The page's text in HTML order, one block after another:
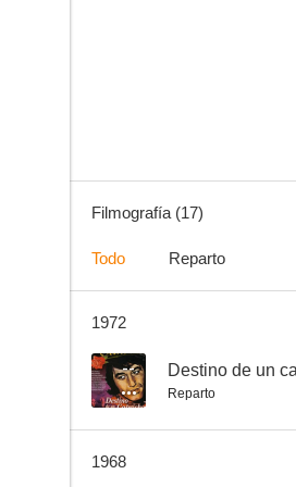
La ley que olvidaron
Filmografía (17)
Todo Reparto
1972
-- Destino de un
Reparto
1968